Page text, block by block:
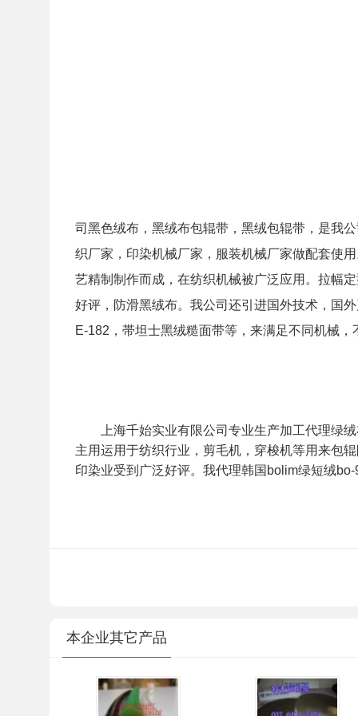
司黑色绒布，黑绒布包辊带，黑绒包辊带，是我
织厂家，印染机械厂家，服装机械厂家做配套使
艺精制制作而成，在纺织机械被广泛应用。拉幅
好评，防滑黑绒布。我公司还引进国外技术，国
E-182，帯坦士黑绒糙面带等，来满足不同机械
上海千始实业有限公司专业生产加工代理绿
主用运用于纺织行业，剪毛机，穿梭机等用来包
印染业受到广泛好评。我代理韩国bolim绿短绒
本企业其它产品